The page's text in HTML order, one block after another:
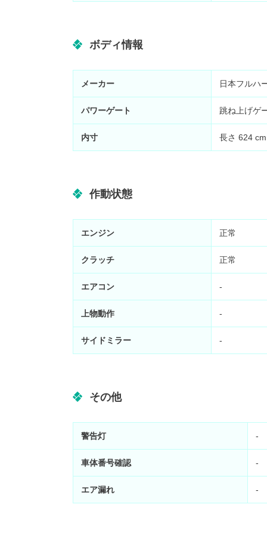
ボディ情報
メーカー 日本フルハ
パワーゲート 跳ね上げゲ
内寸 長さ 624
作動状態
エンジン 正常
クラッチ 正常
エアコン -
上物動作 -
サイドミラー -
その他
警告灯 -
車体番号確認 -
エア漏れ -